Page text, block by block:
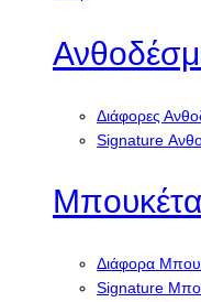
Διάφορες
Signature
Μπουκέτα
Διάφορα
Signature